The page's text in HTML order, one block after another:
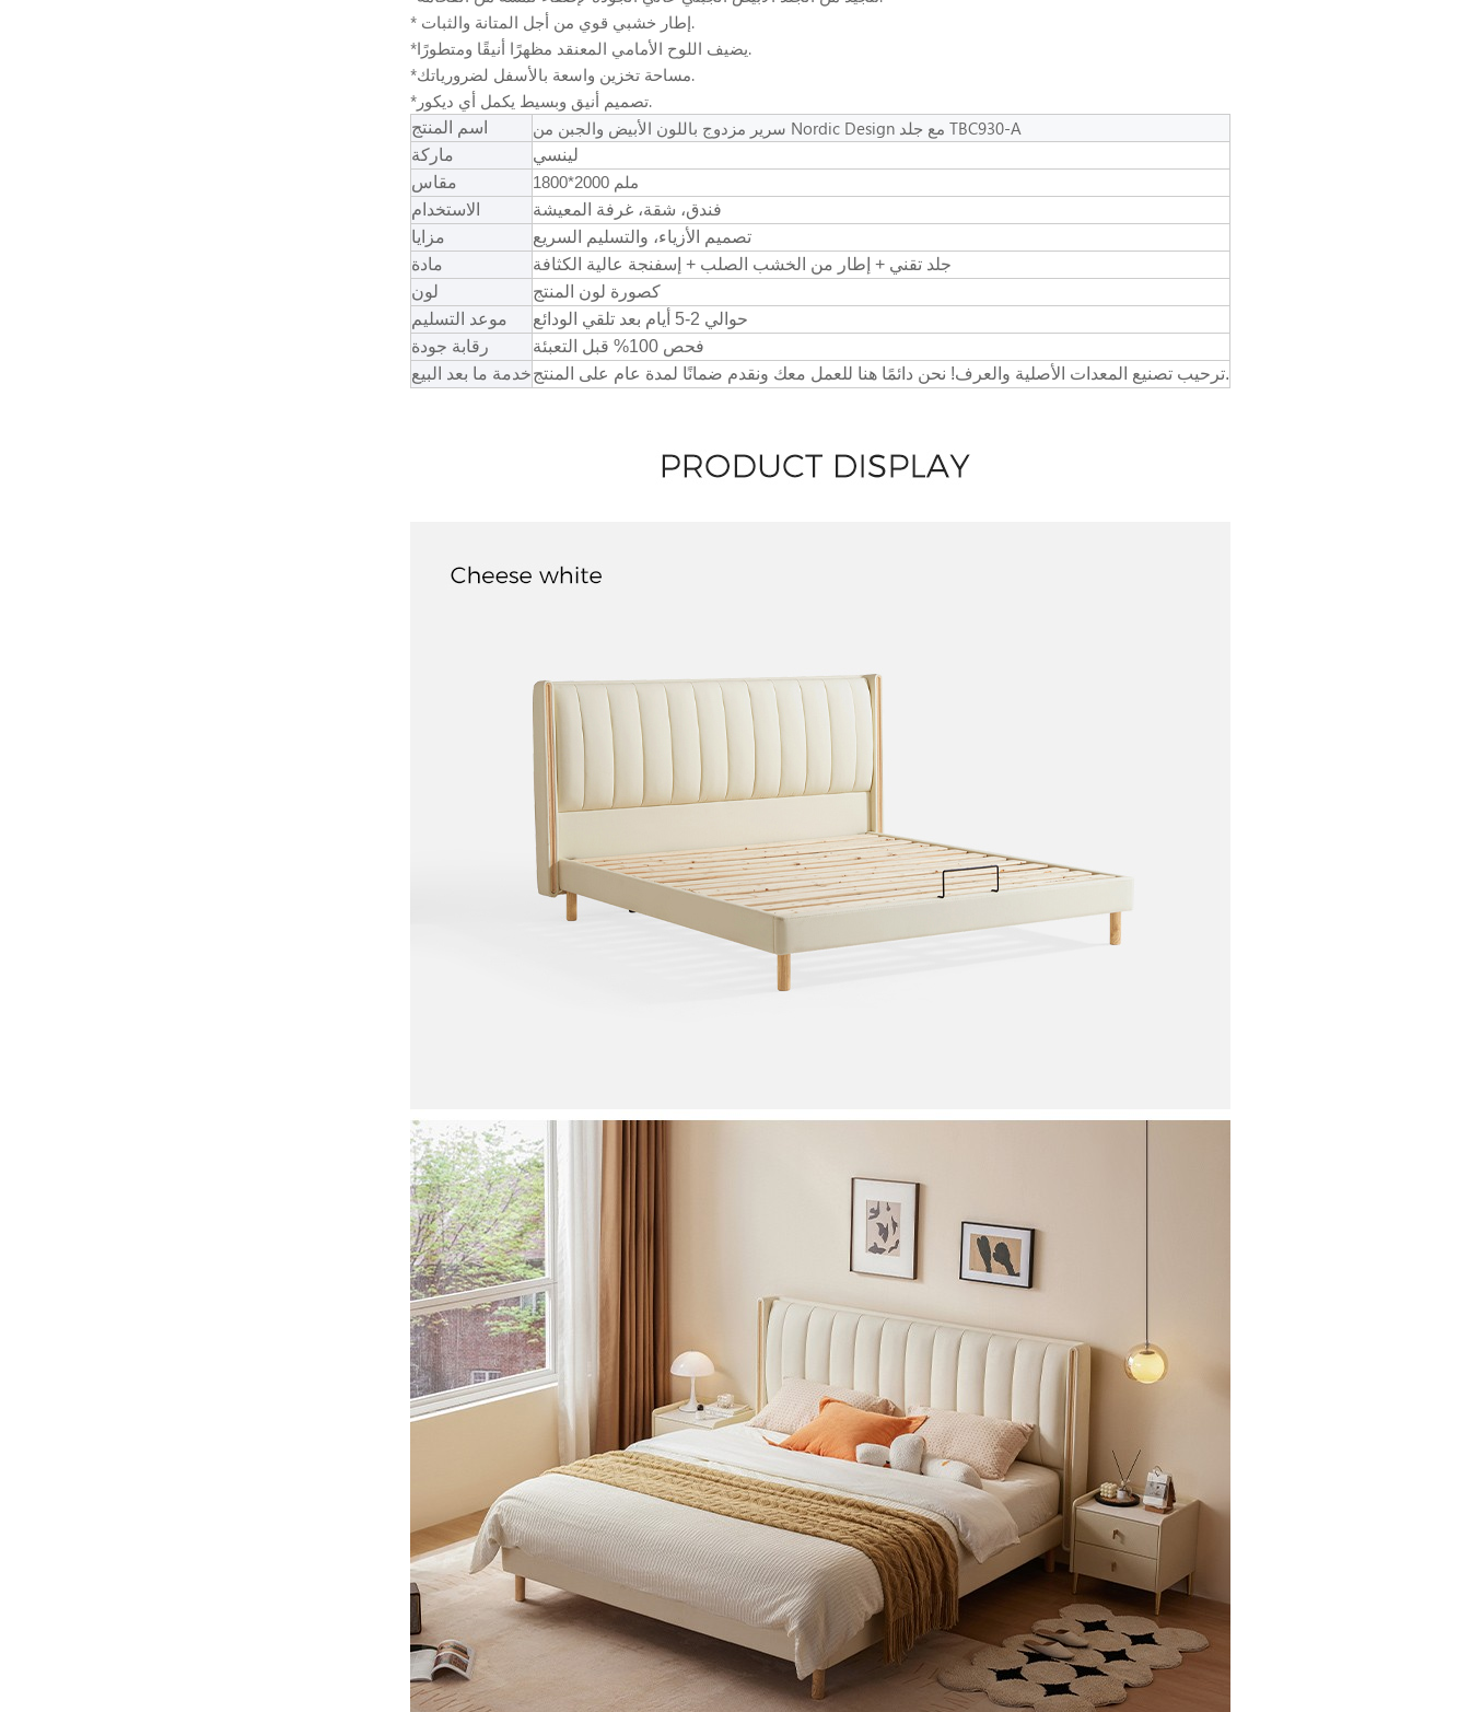
* إطار خشبي قوي من أجل المتانة والثبات.
*يضيف اللوح الأمامي المعنقد مظهرًا أنيقًا ومتطورًا.
*مساحة تخزين واسعة بالأسفل لضرورياتك.
*تصميم أنيق وبسيط يكمل أي ديكور.
اسم المنتج سرير مزدوج باللون الأبيض والجبن من Nordic Design مع جلد TBC930-A
ماركة
لينسي
مقاس
1800*2000 ملم
الاستخدام
فندق، شقة، غرفة المعيشة
مزايا
تصميم الأزياء، والتسليم السريع
مادة
جلد تقني + إطار من الخشب الصلب + إسفنجة عالية الكثافة
لون
كصورة لون المنتج
موعد التسليم
حوالي 2-5 أيام بعد تلقي الودائع
رقابة جودة
فحص 100% قبل التعبئة
خدمة ما بعد البيع
ترحيب تصنيع المعدات الأصلية والعرف! نحن دائمًا هنا للعمل معك ونقدم ضمانًا لمدة عام على المنتج.